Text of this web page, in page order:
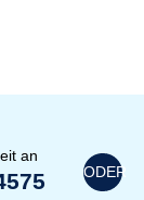
an
ODER